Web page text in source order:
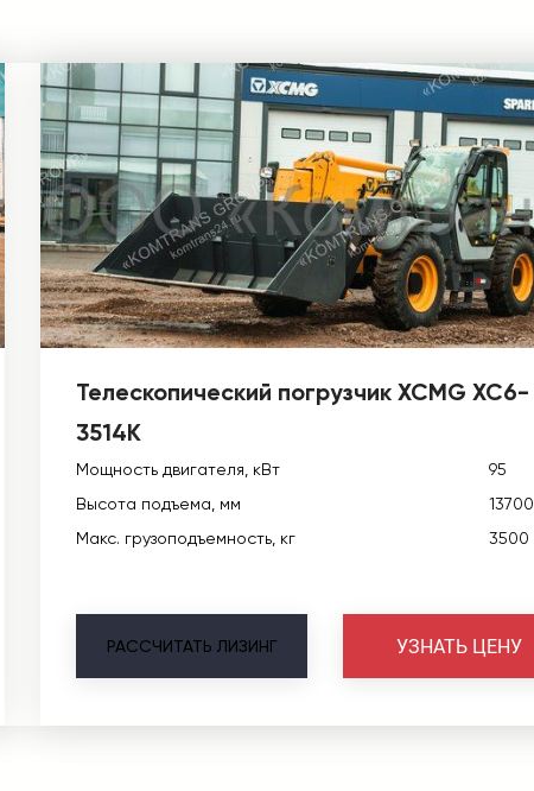
Телескопический погрузчик XCMG XC6-
3514K
Мощность двигателя, кВт
95
Высота подъема, мм
13700
Макс. грузоподъемность, кг
3500
РАССЧИТАТЬ ЛИЗИНГ УЗНАТЬ ЦЕНУ